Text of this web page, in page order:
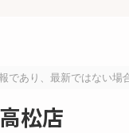
あり、最新ではない場
松店